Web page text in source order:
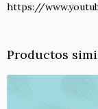
https://
Productos